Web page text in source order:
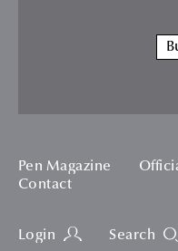
Pen Magazine
Contact
Login Search